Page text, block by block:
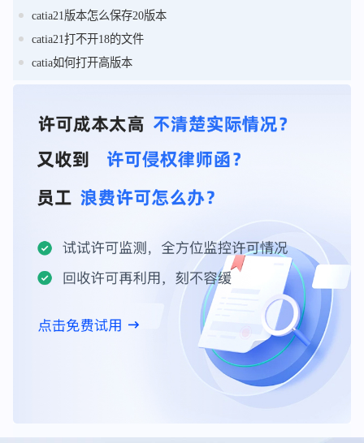
catia21版本怎么保存20版本
catia21打不开18的文件
catia如何打开高版本